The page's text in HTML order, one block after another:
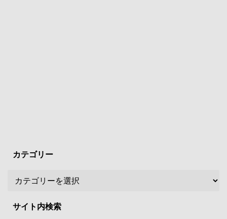
カテゴリー
サイト内検索